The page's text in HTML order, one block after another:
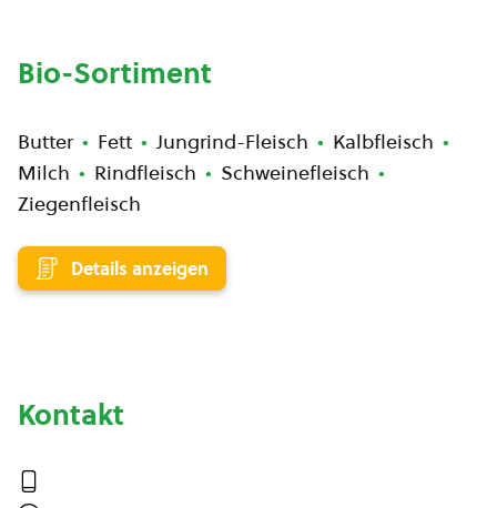
Bio-Sortiment
Butter Fett Jungrind-Fleisch
Kalbfleisch
Milch
Rindfleisch
Schweinefleisch
Ziegenfleisch
Details anzeigen
Kontakt